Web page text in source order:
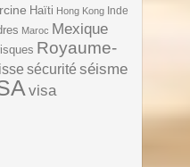
Haïti Hong Kong Inde
Maroc Mexique
Royaume-
sécurité séisme
visa